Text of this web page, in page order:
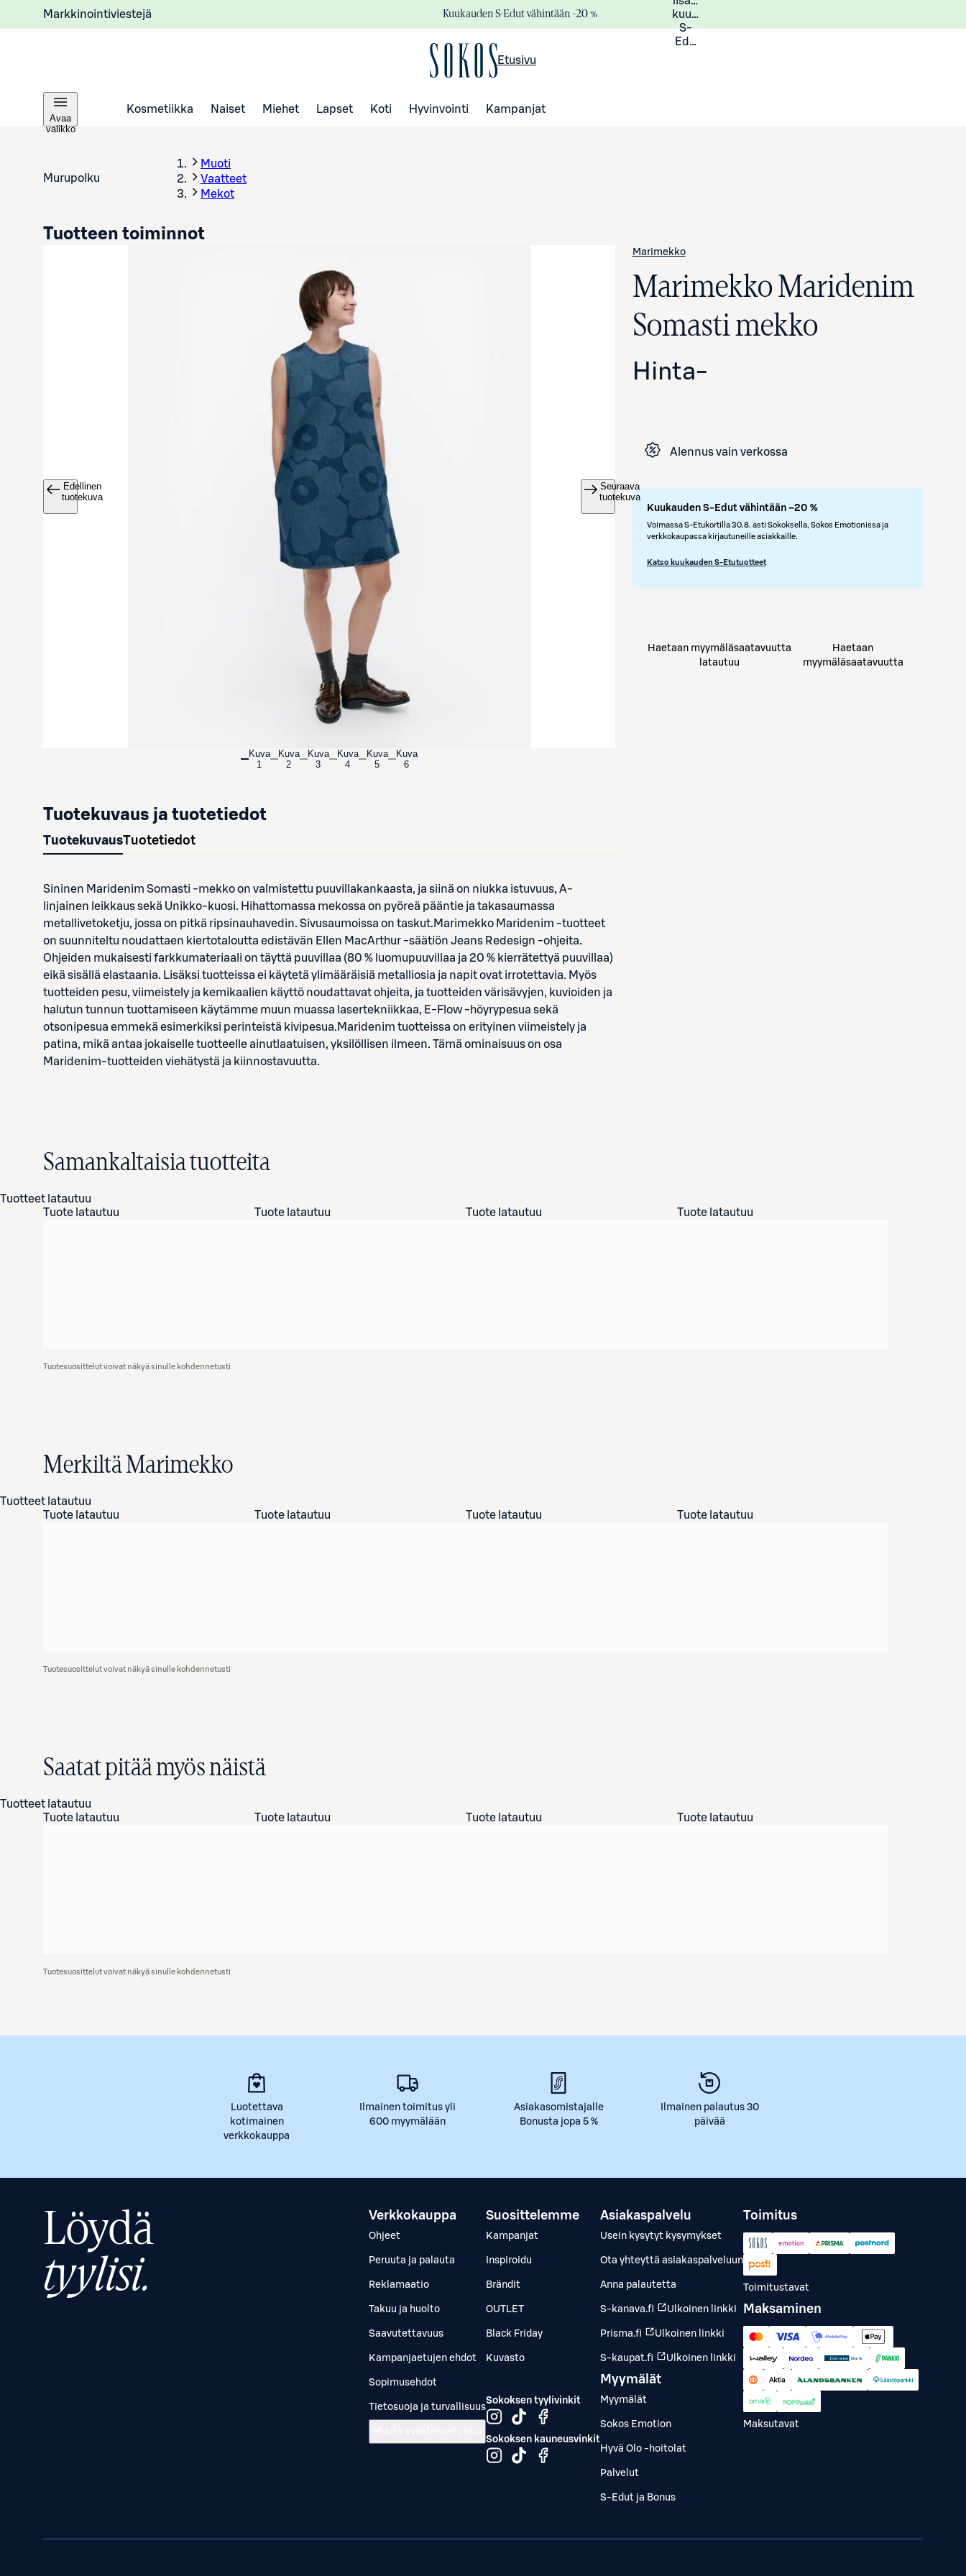
Markkinointiviestejä Kuukauden S-Edut vähintään –20 %
kuukauden
S-
Eduista
Etusivu
Avaa
valikko
Kosmetiikka Naiset Miehet Lapset Koti Hyvinvointi Kampanjat
Murupolku
Muoti
Vaatteet
Mekot
Avaa tuotekuva suurennettuna
Edellinen
tuotekuva
Seuraava
tuotekuva
Kuva
1
Kuva
2
Kuva
3
Kuva
4
Kuva
5
Kuva
6
Marimekko
Marimekko Maridenim
Somasti mekko
Hinta-
Alennus vain verkossa
Kuukauden S-Edut vähintään –20 %
Voimassa S-Etukortilla 30.8. asti Sokoksella, Sokos Emotionissa ja
verkkokaupassa kirjautuneille asiakkaille.
Katso kuukauden S-Etutuotteet
Tuotteen toiminnot
Haetaan myymäläsaatavuutta
latautuu
Haetaan
myymäläsaatavuutta
Tuotekuvaus ja tuotetiedot
TuotekuvausTuotetiedot
Sininen Maridenim Somasti -mekko on valmistettu puuvillakankaasta, ja siinä on niukka istuvuus, A-
linjainen leikkaus sekä Unikko-kuosi. Hihattomassa mekossa on pyöreä pääntie ja takasaumassa
metallivetoketju, jossa on pitkä ripsinauhavedin. Sivusaumoissa on taskut.Marimekko Maridenim -tuotteet
on suunniteltu noudattaen kiertotaloutta edistävän Ellen MacArthur -säätiön Jeans Redesign -ohjeita.
Ohjeiden mukaisesti farkkumateriaali on täyttä puuvillaa (80 % luomupuuvillaa ja 20 % kierrätettyä puuvillaa)
eikä sisällä elastaania. Lisäksi tuotteissa ei käytetä ylimääräisiä metalliosia ja napit ovat irrotettavia. Myös
tuotteiden pesu, viimeistely ja kemikaalien käyttö noudattavat ohjeita, ja tuotteiden värisävyjen, kuvioiden ja
halutun tunnun tuottamiseen käytämme muun muassa lasertekniikkaa, E-Flow -höyrypesua sekä
otsonipesua emmekä esimerkiksi perinteistä kivipesua.Maridenim tuotteissa on erityinen viimeistely ja
patina, mikä antaa jokaiselle tuotteelle ainutlaatuisen, yksilöllisen ilmeen. Tämä ominaisuus on osa
Maridenim-tuotteiden viehätystä ja kiinnostavuutta.
Samankaltaisia tuotteita
Tuotteet latautuu
Tuote latautuu
Tuote latautuu Tuote latautuu Tuote latautuu
Tuotesuosittelut voivat näkyä sinulle kohdennetusti
Merkiltä Marimekko
Tuotteet latautuu
Tuote latautuu
Tuote latautuu Tuote latautuu Tuote latautuu
Tuotesuosittelut voivat näkyä sinulle kohdennetusti
Saatat pitää myös näistä
Tuotteet latautuu
Tuote latautuu
Tuote latautuu Tuote latautuu Tuote latautuu
Tuotesuosittelut voivat näkyä sinulle kohdennetusti
Luotettava
kotimainen
verkkokauppa
Ilmainen toimitus yli
600 myymälään
Asiakasomistajalle
Bonusta jopa 5 %
Ilmainen palautus 30
päivää
Löydä
tyylisi.
Verkkokauppa
Ohjeet
Peruuta ja palauta
Reklamaatio
Takuu ja huolto
Saavutettavuus
Kampanjaetujen ehdot
Sopimusehdot
Tietosuoja ja turvallisuus
Suosittelemme
Kampanjat
Inspiroidu
Brändit
OUTLET
Black Friday
Kuvasto
Sokoksen tyylivinkit
Sokoksen kauneusvinkit
Asiakaspalvelu
Usein kysytyt kysymykset
Ota yhteyttä asiakaspalveluun
Anna palautetta
S-kanava.fi Ulkoinen linkki
Prisma.fi Ulkoinen linkki
S-kaupat.fi Ulkoinen linkki
Myymälät
Myymälät
Sokos Emotion
Hyvä Olo -hoitolat
Palvelut
S-Edut ja Bonus
Toimitus
Toimitustavat
Maksaminen
Maksutavat